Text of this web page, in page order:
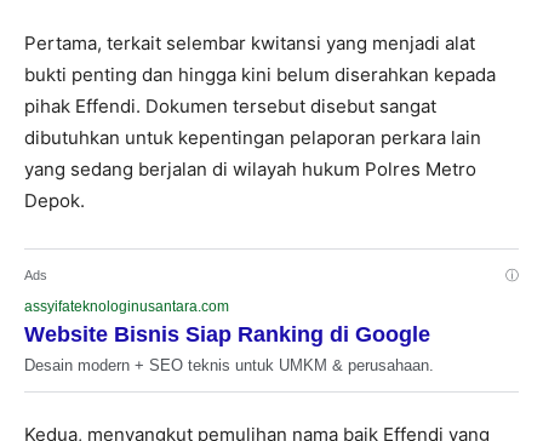
Pertama, terkait selembar kwitansi yang menjadi alat
bukti penting dan hingga kini belum diserahkan kepada
pihak Effendi. Dokumen tersebut disebut sangat
dibutuhkan untuk kepentingan pelaporan perkara lain
yang sedang berjalan di wilayah hukum Polres Metro
Depok.
Ads ⓘ
assyifateknologinusantara.com
Website Bisnis Siap Ranking di Google
Desain modern + SEO teknis untuk UMKM & perusahaan.
Kedua, menyangkut pemulihan nama baik Effendi yang